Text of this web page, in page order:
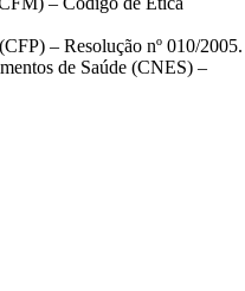
– Resolução nº 010/2005.
de Saúde (CNES) –